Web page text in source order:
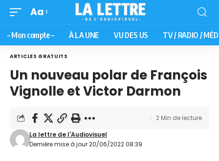
Aa
– Mon compte – À LA UNE VU DES US TV / RADIO /
ARTICLES GRATUITS
Un nouveau polar de François
Vignolle et Victor Darmon
Dernière mise à jour 20/06/2022 08:39
La lettre de l'Audiovisuel
2 Min de lecture